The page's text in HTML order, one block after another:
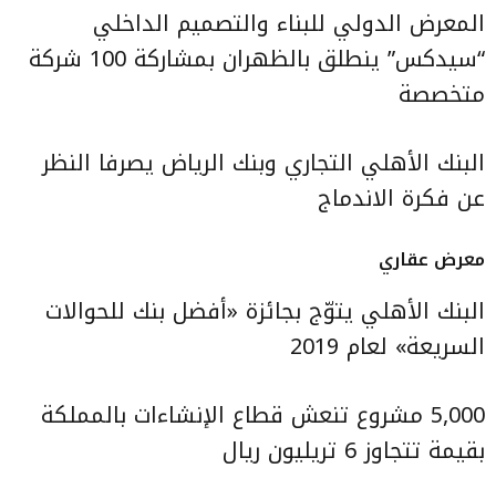
المعرض الدولي للبناء والتصميم الداخلي
“سيدكس” ينطلق بالظهران بمشاركة 100 شركة
متخصصة
البنك الأهلي التجاري وبنك الرياض يصرفا النظر
عن فكرة الاندماج
معرض عقاري
البنك الأهلي يتوّج بجائزة «أفضل بنك للحوالات
السريعة» لعام 2019
5,000 مشروع تنعش قطاع الإنشاءات بالمملكة
بقيمة تتجاوز 6 تريليون ريال